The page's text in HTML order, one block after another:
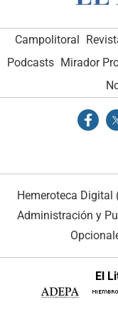
Campolitoral
Podcasts Mirador
Hemeroteca Digital
Administración y
El